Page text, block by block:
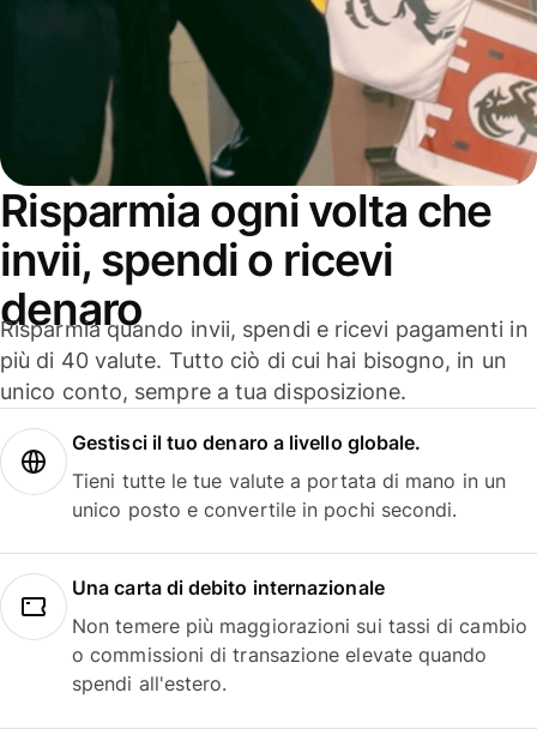
Risparmia ogni volta che
invii, spendi o ricevi
denaro
Risparmia quando invii, spendi e ricevi pagamenti in
più di 40 valute. Tutto ciò di cui hai bisogno, in un
unico conto, sempre a tua disposizione.
Gestisci il tuo denaro a livello globale.
Tieni tutte le tue valute a portata di mano in un
unico posto e convertile in pochi secondi.
Una carta di debito internazionale
Non temere più maggiorazioni sui tassi di cambio
o commissioni di transazione elevate quando
spendi all'estero.